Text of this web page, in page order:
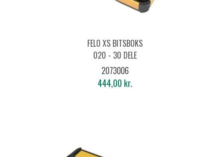
FELO XS BITSBOKS
020 - 30 DELE
SL/PH/PZ/HEX/TORX®
2073006
444,00 kr.